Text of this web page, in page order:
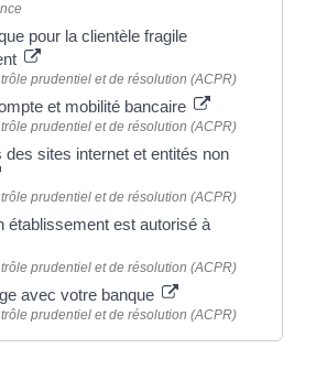
pour la clientèle fragile
prudentiel et de résolution (ACPR)
et mobilité bancaire
prudentiel et de résolution (ACPR)
des sites internet et entités non
prudentiel et de résolution (ACPR)
établissement est autorisé à
prudentiel et de résolution (ACPR)
avec votre banque
prudentiel et de résolution (ACPR)